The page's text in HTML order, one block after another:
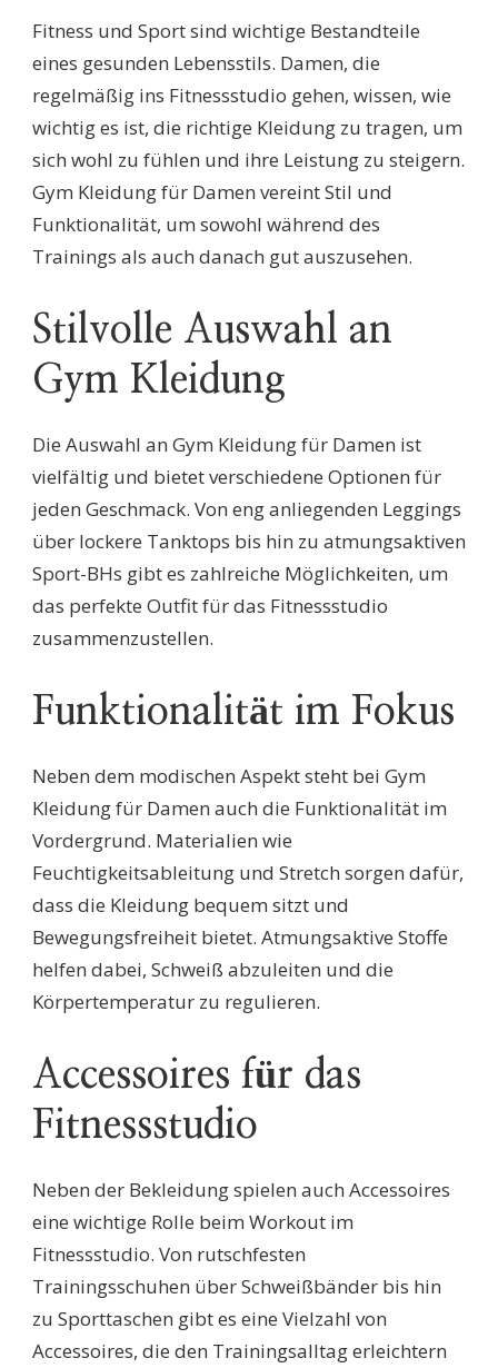
Fitness und Sport sind wichtige Bestandteile
eines gesunden Lebensstils. Damen, die
regelmäßig ins Fitnessstudio gehen, wissen, wie
wichtig es ist, die richtige Kleidung zu tragen, um
sich wohl zu fühlen und ihre Leistung zu steigern.
Gym Kleidung für Damen vereint Stil und
Funktionalität, um sowohl während des
Trainings als auch danach gut auszusehen.
Stilvolle Auswahl an
Gym Kleidung
Die Auswahl an Gym Kleidung für Damen ist
vielfältig und bietet verschiedene Optionen für
jeden Geschmack. Von eng anliegenden Leggings
über lockere Tanktops bis hin zu atmungsaktiven
Sport-BHs gibt es zahlreiche Möglichkeiten, um
das perfekte Outfit für das Fitnessstudio
zusammenzustellen.
Funktionalität im Fokus
Neben dem modischen Aspekt steht bei Gym
Kleidung für Damen auch die Funktionalität im
Vordergrund. Materialien wie
Feuchtigkeitsableitung und Stretch sorgen dafür,
dass die Kleidung bequem sitzt und
Bewegungsfreiheit bietet. Atmungsaktive Stoffe
helfen dabei, Schweiß abzuleiten und die
Körpertemperatur zu regulieren.
Accessoires für das
Fitnessstudio
Neben der Bekleidung spielen auch Accessoires
eine wichtige Rolle beim Workout im
Fitnessstudio. Von rutschfesten
Trainingsschuhen über Schweißbänder bis hin
zu Sporttaschen gibt es eine Vielzahl von
Accessoires, die den Trainingsalltag erleichtern